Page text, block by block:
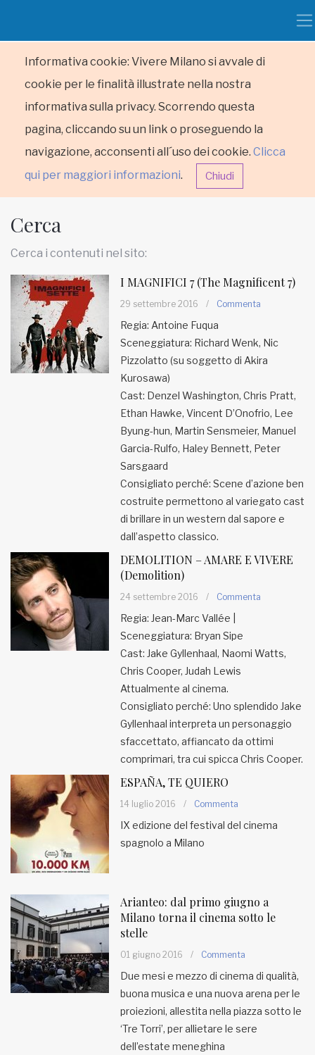
Informativa cookie: Vivere Milano si avvale di
cookie per le finalità illustrate nella nostra
informativa sulla privacy. Scorrendo questa
pagina, cliccando su un link o proseguendo la
navigazione, acconsenti all´uso dei cookie. Clicca
qui per maggiori informazioni. Chiudi
HOME
RUBRICHE
MUNICIPI
Inviateci le vostre segnalazioni
Fondato e diretto da Enzo De
EDB edizioni - Via Brivio angolo C.
Imbonati, 89 20159 Milano (Italia)
Informativa sulla privacy
Cerca
Cerca i contenuti nel sito:
I MAGNIFICI 7 (The Magnificent 7)
29 settembre 2016 / Commenta
Regia: Antoine Fuqua
Sceneggiatura: Richard Wenk, Nic
Pizzolatto (su soggetto di Akira
Kurosawa)
Cast: Denzel Washington, Chris Pratt,
Ethan Hawke, Vincent D’Onofrio, Lee
Byung-hun, Martin Sensmeier, Manuel
Garcia-Rulfo, Haley Bennett, Peter
Sarsgaard
Consigliato perché: Scene d’azione ben
costruite permettono al variegato cast
di brillare in un western dal sapore e
dall’aspetto classico.
DEMOLITION – AMARE E VIVERE
(Demolition)
24 settembre 2016 / Commenta
Regia: Jean-Marc Vallée |
Sceneggiatura: Bryan Sipe
Cast: Jake Gyllenhaal, Naomi Watts,
Chris Cooper, Judah Lewis
Attualmente al cinema.
Consigliato perché: Uno splendido Jake
Gyllenhaal interpreta un personaggio
sfaccettato, affiancato da ottimi
comprimari, tra cui spicca Chris Cooper.
ESPAÑA, TE QUIERO
14 luglio 2016 / Commenta
IX edizione del festival del cinema
spagnolo a Milano
Arianteo: dal primo giugno a
Milano torna il cinema sotto le
stelle
01 giugno 2016 / Commenta
Due mesi e mezzo di cinema di qualità,
buona musica e una nuova arena per le
proiezioni, allestita nella piazza sotto le
‘Tre Torri’, per allietare le sere
dell’estate meneghina